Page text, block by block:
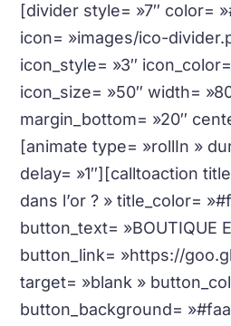
[divider style= »7″ color=
icon= »images/ico-
icon_style= »3″
icon_size= »50″ width=
margin_bottom= »20″
[animate type= »rollIn »
delay= »1″][calltoaction
dans l’or ? » title_color=
button_text= »BOUTIQUE
button_link= »https://
target= »blank »
button_background=